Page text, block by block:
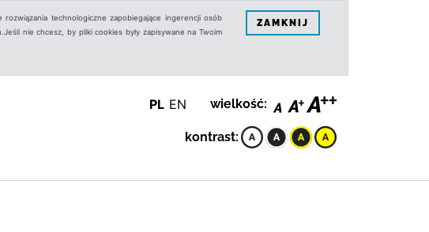
technologiczne zapobiegające ingerencji osób
nie chcesz, by pliki cookies były zapisywane na Twoim
ZAMKNIJ
PL EN wielkość:
kontrast: